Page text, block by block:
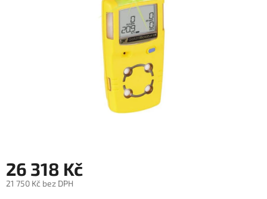
26 318 Kč
21 750 Kč bez DPH